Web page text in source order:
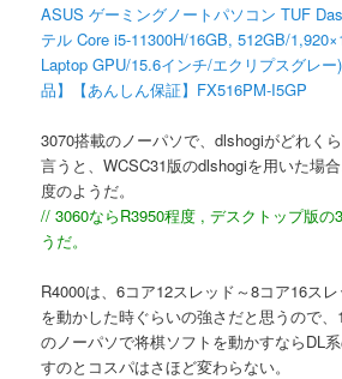
ASUS ゲーミングノートパソコン TUF
テル Core i5-11300H/16GB, 512GB/
Laptop GPU/15.6インチ/エクリプスグレ
品】【あんしん保証】FX516PM-I5GP
3070搭載のノーパソで、dlshogiがどれく
言うと、WCSC31版のdlshogiを用いた場
度のようだ。
// 3060ならR3950程度 , デスクトップ版の
うだ。
R4000は、6コア12スレッド～8コア16ス
を動かした時ぐらいの強さだと思うので
のノーパソで将棋ソフトを動かすならDL
すのとコスパはさほど変わらない。